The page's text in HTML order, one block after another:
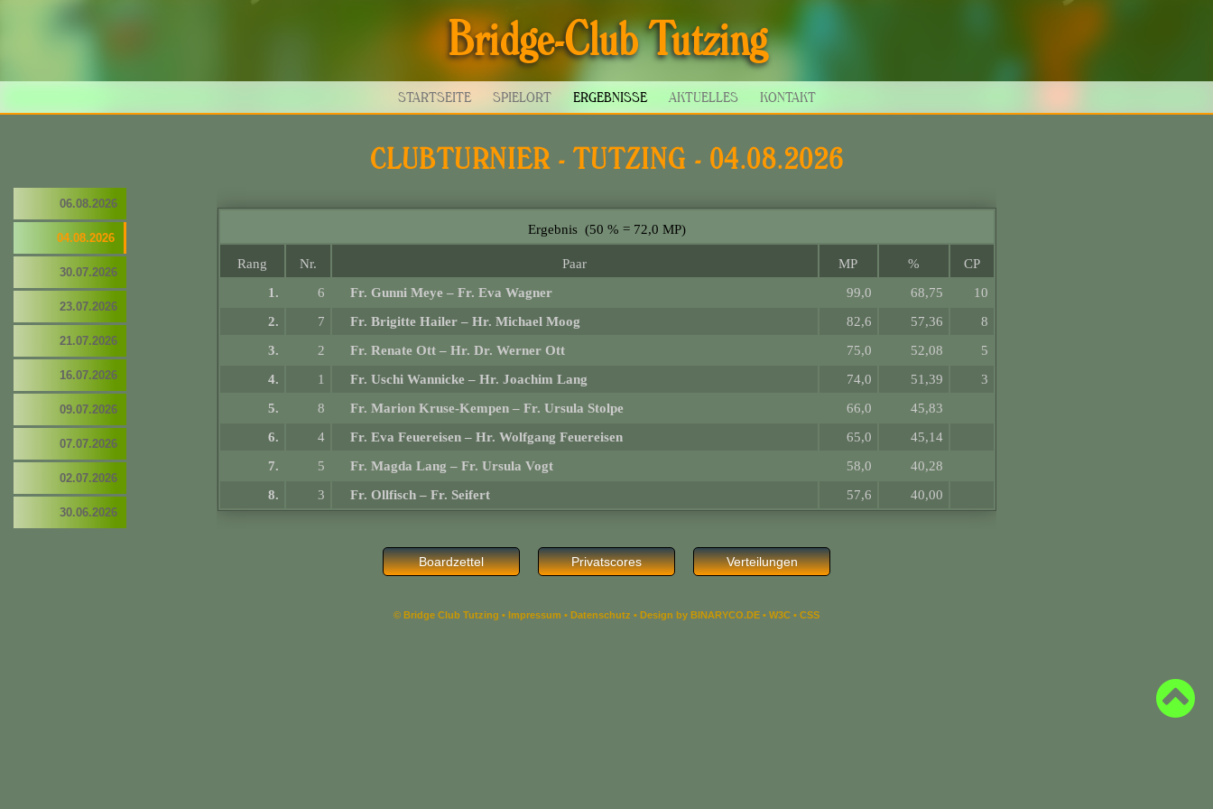
Bridge-Club Tutzing
STARTSEITE SPIELORT ERGEBNISSE AKTUELLES KONTAKT
CLUBTURNIER - TUTZING - 04.08.2026
Ergebnis (50 % = 72,0 MP)
Rang Nr. Paar MP %
CP
1.
6 Fr. Gunni Meye – Fr. Eva Wagner 99,0 68,75
10
2.
7 Fr. Brigitte Hailer– Hr. Michael Moog 82,6 57,36
8
3.
2 Fr. Renate Ott– Hr. Dr. Werner Ott 75,0 52,08
5
4.
1 Fr. Uschi Wannicke – Hr. Joachim Lang 74,0 51,39
3
5.
8 Fr. Marion Kruse-Kempen– Fr. Ursula Stolpe 66,0
45,83
6.
4 Fr. Eva Feuereisen– Hr. Wolfgang Feuereisen 65,0
45,14
7.
5 Fr. Magda Lang – Fr. Ursula Vogt 58,0
40,28
8.
3 Fr. Ollfisch– Fr. Seifert 57,6 40,00
Boardzettel Privatscores Verteilungen
06.08.2026
04.08.2026
30.07.2026
23.07.2026
21.07.2026
16.07.2026
09.07.2026
07.07.2026
02.07.2026
30.06.2026
© Bridge Club Tutzing • Impressum • Datenschutz • Design by BINARYCO.DE • W3C • CSS